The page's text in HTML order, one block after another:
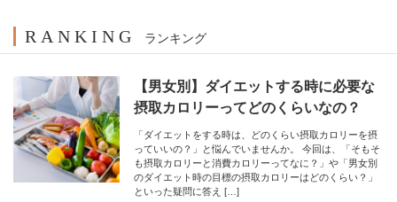
RANKING ランキング
【男女別】ダイエットする時に必要な
摂取カロリーってどのくらいなの？
「ダイエットをする時は、どのくらい摂取カロリーを摂
っていいの？」と悩んでいませんか。 今回は、「そもそ
も摂取カロリーと消費カロリーってなに？」や「男女別
のダイエット時の目標の摂取カロリーはどのくらい？」
といった疑問に答え […]